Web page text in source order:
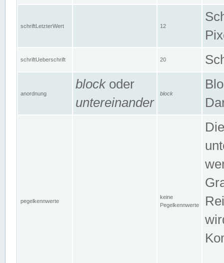
schriftLetzterWert 12
schriftUeberschrift 20
anordnung
blockoder
untereinander
block
pegelkennwerte
keine
Pegelkennwerte